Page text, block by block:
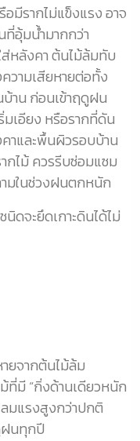
มีรากไม่แข็งแรง อาจ
ที่อุ้มน้ำมากกว่า
หลังคา ต้นไม้ล้มทับ
วามเสียหายต่อทั้ง
าน ก่อนเข้าฤดูฝน
เอียง หรือรากที่ดัน
าและพื้นผิวรอบบ้าน
กไม้ ควรรีบซ่อมแซม
มในช่วงฝนตกหนัก
ดจะยึดเกาะดินได้ไม่
ยจากต้นไม้ล้ม
ที่มี “กิ่งด้านเดียวหนัก
มแรงสูงกว่าปกติ
นทุกปี